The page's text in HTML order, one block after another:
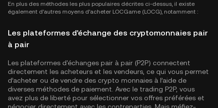
En plus des méthodes les plus populaires décrites ci-dessus, il existe
également d'autres moyens d'acheter LOCGame (LOCG), notamment :
Les plateformes d'échange des cryptomonnaies pair
à pair
Les plateformes d'échanges pair à pair (P2P) connectent
directement les acheteurs et les vendeurs, ce qui vous permet
d’acheter ou de vendre des crypto monnaies à l’aide de
diverses méthodes de paiement. Avec le trading P2P, vous
avez plus de liberté pour sélectionner vos offres préférées et